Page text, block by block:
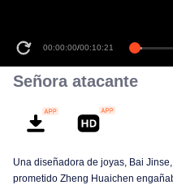
00:00:00/00:10:21
Señora atacante
Una diseñadora de joyas, Bai
prometido Zheng Huaichen